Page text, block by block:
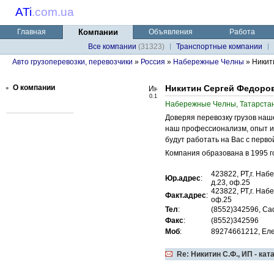
ATi.com.ua
Главная Компании Объявления
Работа
Все компании (31323)
Транспортные компании
Авто грузоперевозки, перевозчики » Россия » Набережные Челны »
• О компании
0.1
Никитин Сергей
Набережные Челны,
Доверяя перевозку грузов
наш профессионализм, опыт
будут работать на Вас с
Компания образована в 1995
Юр.адрес:
423822, РТ,г.
д.23, оф.25
Факт.адрес: 423822, РТ,г.
оф.25
Тел:
(8552)342596,
Факс:
(8552)342596
Моб: 89274661212,
Re: Никитин С.Ф., ИП -